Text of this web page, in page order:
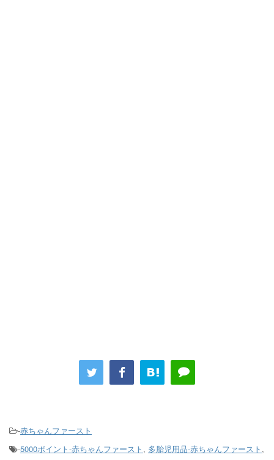
-赤ちゃんファースト
-5000ポイント-赤ちゃんファースト , 多胎児用品-赤ちゃんファースト ,